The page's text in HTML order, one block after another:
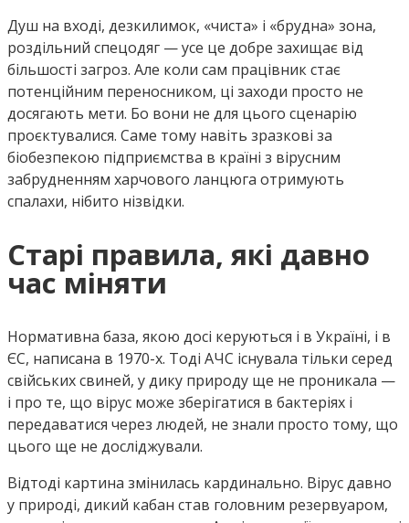
Душ на вході, дезкилимок, «чиста» і «брудна» зона,
роздільний спецодяг — усе це добре захищає від
більшості загроз. Але коли сам працівник стає
потенційним переносником, ці заходи просто не
досягають мети. Бо вони не для цього сценарію
проєктувалися. Саме тому навіть зразкові за
біобезпекою підприємства в країні з вірусним
забрудненням харчового ланцюга отримують
спалахи, нібито нізвідки.
Старі правила, які давно
час міняти
Нормативна база, якою досі керуються і в Україні, і в
ЄС, написана в 1970-х. Тоді АЧС існувала тільки серед
свійських свиней, у дику природу ще не проникала —
і про те, що вірус може зберігатися в бактеріях і
передаватися через людей, не знали просто тому, що
цього ще не досліджували.
Відтоді картина змінилась кардинально. Вірус давно
у природі, дикий кабан став головним резервуаром,